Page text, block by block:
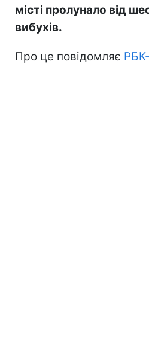
місті пролунало від
вибухів.
Про це повідомляє